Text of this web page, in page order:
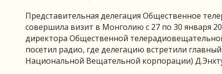
Представительная делегация Общественное
совершила визит в Монголию с 27 по 30 января
директора Общественной
посетил радио, где делегацию встретили
Национальной Вещательной корпорации)